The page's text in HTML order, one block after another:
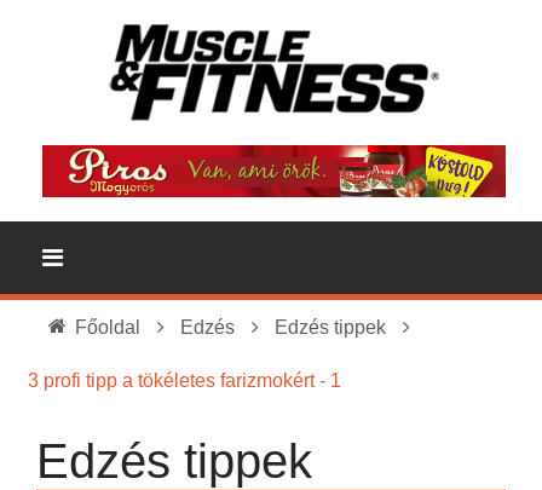
Főoldal Edzés Edzés tippek
3 profi tipp a tökéletes farizmokért - 1
Edzés tippek